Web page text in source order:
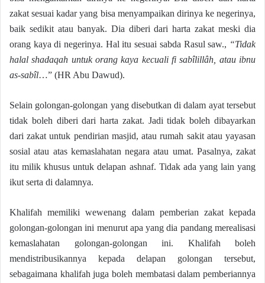
zakat sesuai kadar yang bisa menyampaikan dirinya ke negerinya,
baik sedikit atau banyak. Dia diberi dari harta zakat meski dia
orang kaya di negerinya. Hal itu sesuai sabda Rasul saw., “Tidak
halal shadaqah untuk orang kaya kecuali fi sabîlillâh, atau ibnu
as-sabîl…” (HR Abu Dawud).
Selain golongan-golongan yang disebutkan di dalam ayat tersebut
tidak boleh diberi dari harta zakat. Jadi tidak boleh dibayarkan
dari zakat untuk pendirian masjid, atau rumah sakit atau yayasan
sosial atau atas kemaslahatan negara atau umat. Pasalnya, zakat
itu milik khusus untuk delapan ashnaf. Tidak ada yang lain yang
ikut serta di dalamnya.
Khalifah memiliki wewenang dalam pemberian zakat kepada
golongan-golongan ini menurut apa yang dia pandang merealisasi
kemaslahatan golongan-golongan ini. Khalifah boleh
mendistribusikannya kepada delapan golongan tersebut,
sebagaimana khalifah juga boleh membatasi dalam pemberiannya